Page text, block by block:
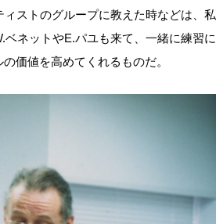
ストのグループに教えた時などは、私
ネットやE.パユも来て、一緒に練習に
価値を高めてくれるものだ。